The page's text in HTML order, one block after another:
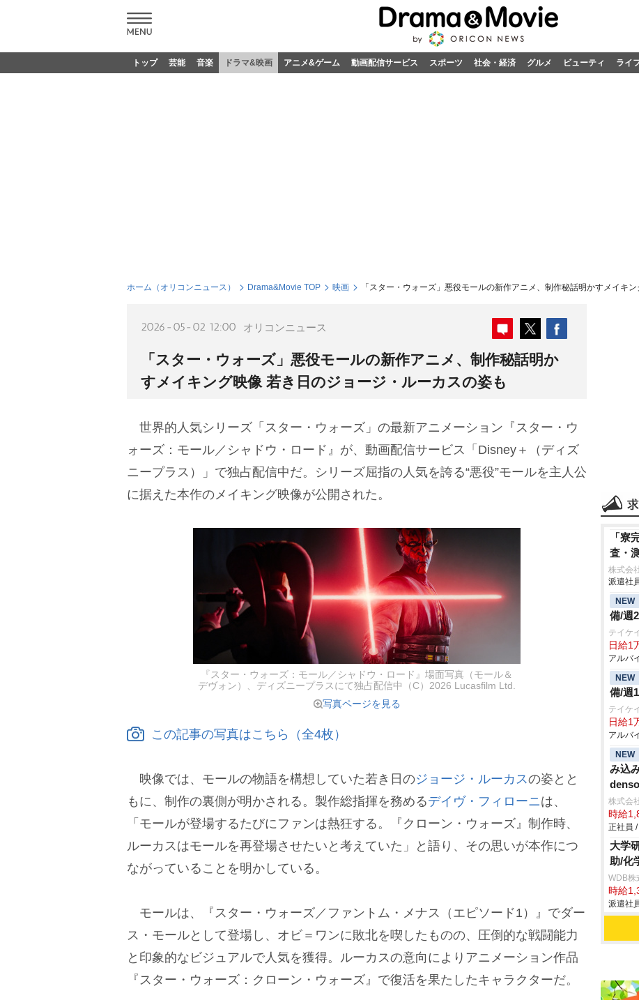
トップ 芸能 音楽 ドラマ&映画 アニメ&ゲーム 動画配信サービス スポーツ 社会・経済 グルメ ビューティ ライ
ホーム（オリコンニュース） Drama&Movie TOP 映画 「スター・ウォーズ」悪役モールの新作アニメ、制作秘話明かすメイキ
2026-05-02 12:00 オリコンニュース
「スター・ウォーズ」悪役モールの新作アニメ、制作秘話明か
すメイキング映像 若き日のジョージ・ルーカスの姿も
世界的人気シリーズ「スター・ウォーズ」の最新アニメーション『スター・ウ
ォーズ：モール／シャドウ・ロード』が、動画配信サービス「Disney＋（ディズ
ニープラス）」で独占配信中だ。シリーズ屈指の人気を誇る“悪役”モールを主人公
に据えた本作のメイキング映像が公開された。
『スター・ウォーズ：モール／シャドウ・ロード』場面写真（モール＆
デヴォン）、ディズニープラスにて独占配信中（C）2026 Lucasfilm Ltd.
写真ページを見る
この記事の写真はこちら（全4枚）
映像では、モールの物語を構想していた若き日のジョージ・ルーカスの姿とと
もに、制作の裏側が明かされる。製作総指揮を務めるデイヴ・フィローニは、
「モールが登場するたびにファンは熱狂する。『クローン・ウォーズ』制作時、
ルーカスはモールを再登場させたいと考えていた」と語り、その思いが本作につ
ながっていることを明かしている。
モールは、『スター・ウォーズ／ファントム・メナス（エピソード1）』でダー
ス・モールとして登場し、オビ＝ワンに敗北を喫したものの、圧倒的な戦闘能力
と印象的なビジュアルで人気を獲得。ルーカスの意向によりアニメーション作品
『スター・ウォーズ：クローン・ウォーズ』で復活を果たしたキャラクターだ。
「寮
査・
株式会
派遣社
NEW
備/週
テイケ
日給1
アルバ
NEW
備/週
テイケ
日給1
アルバ
NEW
み込
株式会
時給
正社員
大学
助/化
WDB株
時給
派遣社